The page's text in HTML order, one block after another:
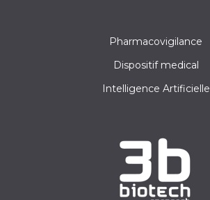
Pharmacovigilance
Dispositif medical
Intelligence Artificielle